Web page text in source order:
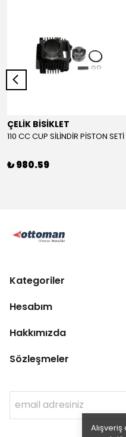
ÇELİK BİSİKLET
110 CC CUP SİLİNDİR PİSTON SETİ
₺ 980.59
Kategoriler
Hesabım
Hakkımızda
Sözleşmeler